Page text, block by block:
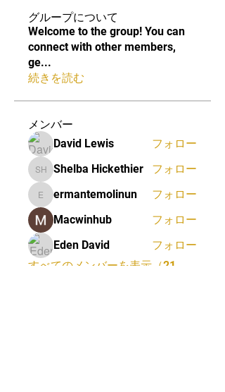
グループについて
Welcome to the group! You can
connect with other members,
ge...
続きを読む
メンバー
David Lewis フォロー
Shelba Hickethier
Shelba Hickethier フォロー
ermantemolinun
ermantemolinun
フォロー
Macwinhub
フォロー
Eden David
フォロー
すべてのメンバーを表示（21